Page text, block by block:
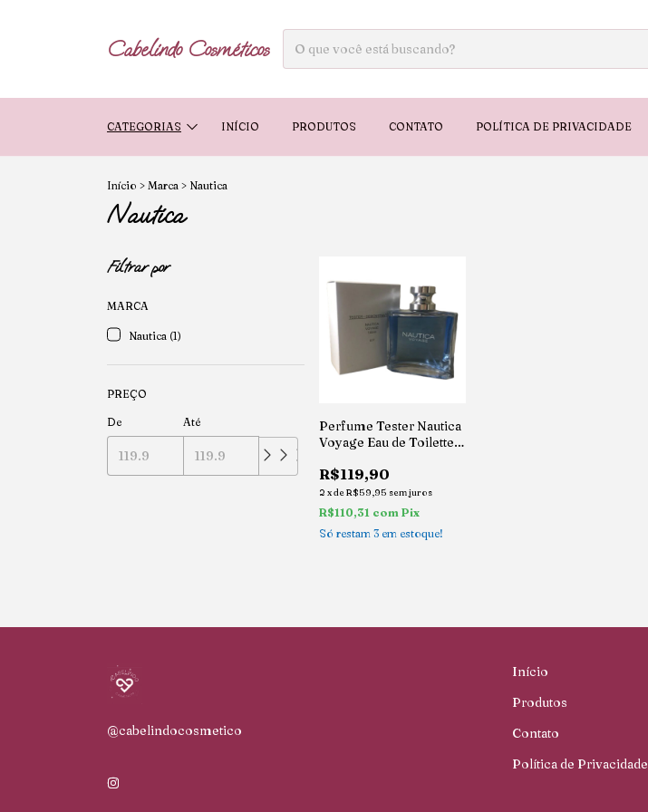
Cabelindo Cosméticos
CATEGORIAS INÍCIO PRODUTOS CONTATO POLÍTICA DE PRIVACIDADE
Início > Marca > Nautica
Nautica
Filtrar por
MARCA
Nautica (1)
PREÇO
De Até
Perfume Tester Nautica
Voyage Eau de Toilette
R$119,90
2 xdeR$59,95 sem juros
R$110,31 com Pix
Só restam3 em estoque!
@cabelindocosmetico
Início
Produtos
Contato
Política de Privacidade